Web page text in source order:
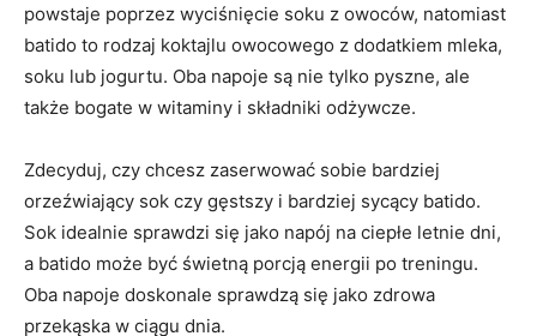
powstaje poprzez wyciśnięcie ‌soku z owoców, ⁣natomiast​
batido to rodzaj koktajlu owocowego z dodatkiem‌ mleka,‌
soku lub‌ jogurtu. Oba ⁤napoje są ⁤nie ⁣tylko pyszne, ale
także bogate w⁢ witaminy i ‌składniki odżywcze.
Zdecyduj, czy ‌chcesz zaserwować sobie bardziej
orzeźwiający sok czy gęstszy i⁤ bardziej sycący‌ batido.
Sok idealnie sprawdzi się jako napój na ciepłe letnie dni,
⁢a batido może być świetną⁤ porcją energii po treningu.
Oba napoje doskonale sprawdzą się jako zdrowa
przekąska w⁢ ciągu ‍dnia.